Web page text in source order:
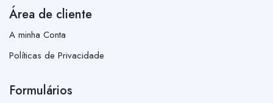
Área de cliente
A minha Conta
Políticas de Privacidade
Formulários